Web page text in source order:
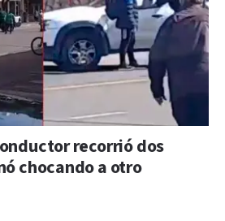
recorrió dos
chocando a otro